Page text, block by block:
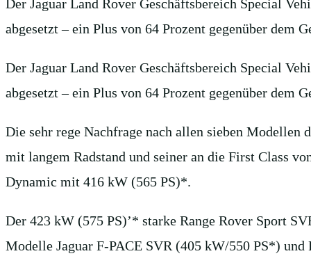
Der Jaguar Land Rover Geschäftsbereich Special
abgesetzt – ein Plus von 64 Prozent gegenüber dem
Der Jaguar Land Rover Geschäftsbereich Special
abgesetzt – ein Plus von 64 Prozent gegenüber dem
Die sehr rege Nachfrage nach allen sieben
mit langem Radstand und seiner an die First Class
Dynamic mit 416 kW (565 PS)*.
Der 423 kW (575 PS)’* starke Range Rover Sport
Modelle Jaguar F-PACE SVR (405 kW/550 PS*)